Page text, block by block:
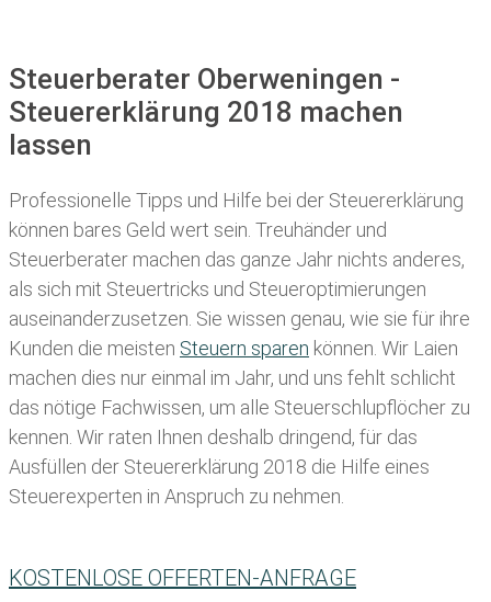
Steuerberater Oberweningen -
Steuererklärung 2018 machen
lassen
Professionelle Tipps und Hilfe bei der Steuererklärung
können bares Geld wert sein. Treuhänder und
Steuerberater machen das ganze Jahr nichts anderes,
als sich mit Steuertricks und Steueroptimierungen
auseinanderzusetzen. Sie wissen genau, wie sie für ihre
Kunden die meisten Steuern sparen können. Wir Laien
machen dies nur einmal im Jahr, und uns fehlt schlicht
das nötige Fachwissen, um alle Steuerschlupflöcher zu
kennen. Wir raten Ihnen deshalb dringend, für das
Ausfüllen der Steuererklärung 2018 die Hilfe eines
Steuerexperten in Anspruch zu nehmen.
KOSTENLOSE OFFERTEN-ANFRAGE